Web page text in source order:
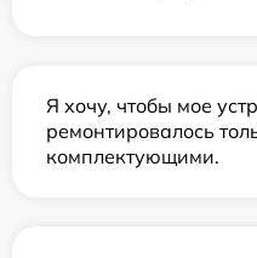
Я хочу, чтобы мое
ремонтировалось
комплектующими.